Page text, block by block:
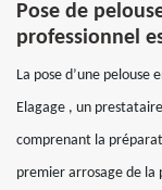
Pose de
professionnel
La pose d’une
Elagage , un
comprenant la
premier arrosage de la